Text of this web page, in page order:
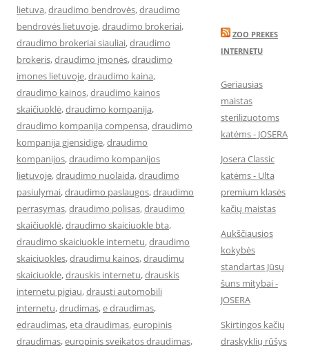
lietuva,draudimo bendrovės,draudimo
bendrovės lietuvoje,draudimo brokeriai,
draudimo brokeriai siauliai,draudimo
brokeris,draudimo įmonės,draudimo
imones lietuvoje,draudimo kaina,
draudimo kainos,draudimo kainos
skaičiuoklė,draudimo kompanija,
draudimo kompanija compensa,draudimo
kompanija gjensidige,draudimo
kompanijos,draudimo kompanijos
lietuvoje,draudimo nuolaida,draudimo
pasiulymai,draudimo paslaugos,draudimo
perrasymas,draudimo polisas,draudimo
skaičiuoklė,draudimo skaiciuokle bta,
draudimo skaiciuokle internetu,draudimo
skaiciuokles,draudimu kainos,draudimu
skaiciuokle,drauskis internetu,drauskis
internetu pigiau,drausti automobili
internetu,drudimas,e draudimas,
edraudimas,eta draudimas,europinis
draudimas,europinis sveikatos draudimas,
ZOO PREKES
INTERNETU
Geriausias
maistas
sterilizuotoms
katėms - JOSERA
Josera Classic
katėms - Ulta
premium klasės
kačių maistas
Aukščiausios
kokybės
standartas Jūsų
šuns mitybai -
JOSERA
Skirtingos kačių
draskyklių rūšys